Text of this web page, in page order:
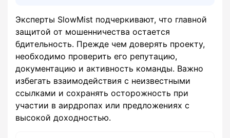
Эксперты SlowMist подчеркивают, что главной
защитой от мошенничества остается
бдительность. Прежде чем доверять проекту,
необходимо проверить его репутацию,
документацию и активность команды. Важно
избегать взаимодействия с неизвестными
ссылками и сохранять осторожность при
участии в аирдропах или предложениях с
высокой доходностью.